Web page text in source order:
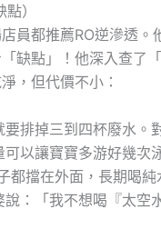
）
員都推薦RO逆滲透。
缺點」！他深入查了「
，但代價不小：
要排掉三到四杯廢水。
以讓寶寶多游好幾次
都擋在外面，長期喝
：「我不想喝『太空